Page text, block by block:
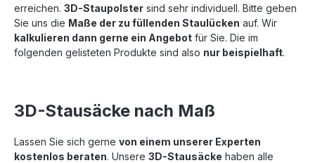
erreichen. 3D-Staupolster sind sehr individuell. Bitte geben
Sie uns die Maße der zu füllenden Staulücken auf. Wir
kalkulieren dann gerne ein Angebot für Sie. Die im
folgenden gelisteten Produkte sind also nur beispielhaft.
3D-Stausäcke nach Maß
Lassen Sie sich gerne von einem unserer Experten
kostenlos beraten. Unsere 3D-Stausäcke haben alle